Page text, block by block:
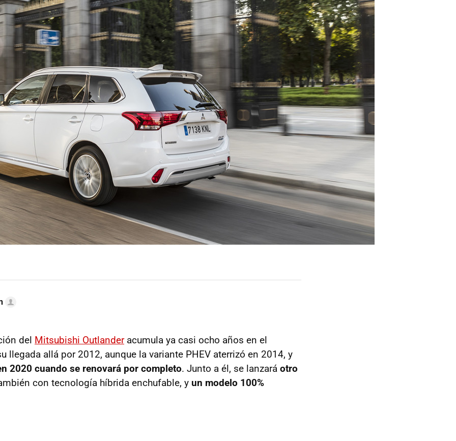
del Mitsubishi Outlanderacumula ya casi ocho años en el
llegada allá por 2012, aunque la variante PHEV aterrizó en 2014, y
2020 cuando se renovará por completo. Junto a él, se lanzará otro
con tecnología híbrida enchufable, y un modelo 100%